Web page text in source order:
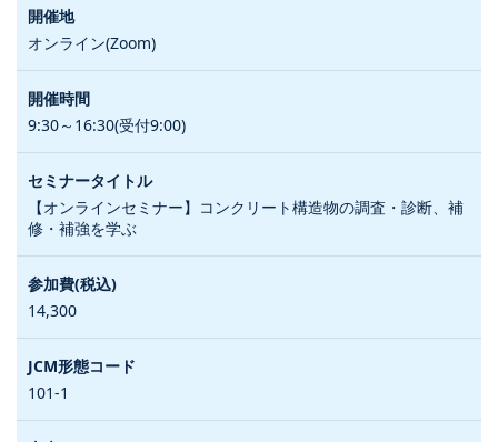
オンライン(Zoom)
9:30～16:30(受付9:00)
【オンラインセミナー】コンクリート構造物の調査・診断、補
修・補強を学ぶ
14,300
101-1